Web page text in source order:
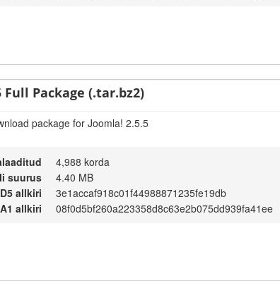
Full Package (.tar.bz2)
package for Joomla! 2.5.5
4,988 korda
suurus
4.40 MB
allkiri
3e1accaf918c01f44988871235fe19db
allkiri
08f0d5bf260a223358d8c63e2b075dd939fa41ee